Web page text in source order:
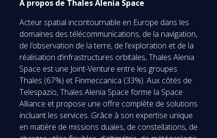
A propos de Thales Alenia Space
Acteur spatial incontournable en Europe dans les
domaines des télécommunications, de la navigation,
de l’observation de la terre, de l’exploration et de la
réalisation d’infrastructures orbitales, Thales Alenia
Space est une Joint-Venture entre les groupes
Thales (67%) et Finmeccanica (33%). Aux côtés de
Telespazio, Thales Alenia Space forme la Space
Alliance et propose une offre complète de solutions
incluant les services. Grâce à son expertise unique
en matière de missions duales, de constellations, de